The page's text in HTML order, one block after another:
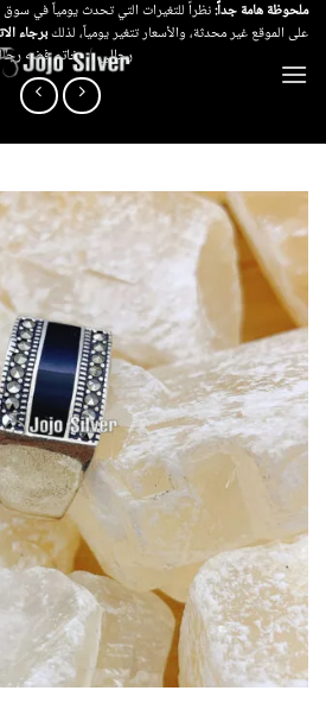
تخطي
للمحتوى
ملحوظة هامة جداً:نظراً للتغيرات التي تحدث يومياً في
على الموقع غير محدثة، والأسعار تتغير يومياً، لذلكبرجاء
رجالي / خاتم فضه